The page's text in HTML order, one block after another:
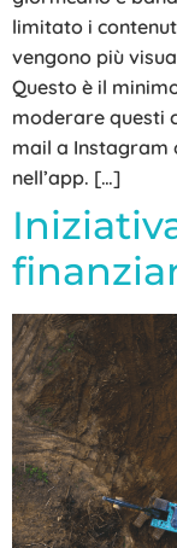
limitato i
vengono più
Questo è il
moderare questi
mail a Instagram
nell’app. […]